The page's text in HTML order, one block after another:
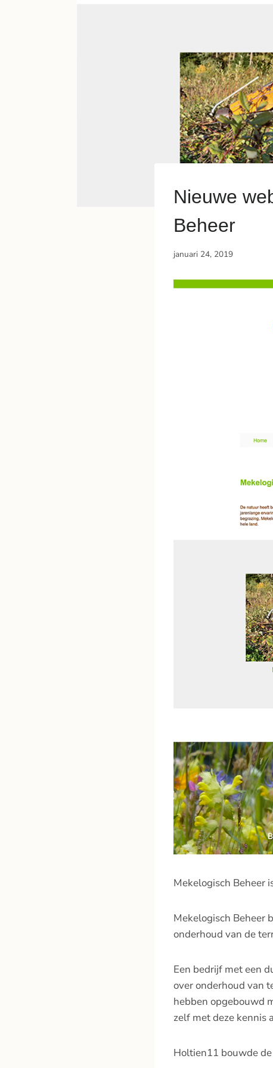
Nieuwe
Beheer
januari 24, 2019
Mekelogisch Beheer
Mekelogisch Beheer
onderhoud van de
Een bedrijf met een
over onderhoud van
hebben opgebouwd
zelf met deze kennis
Holtien11 bouwde